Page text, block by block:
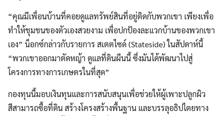
“คุณมีเพื่อนบ้านที่คอยดูแลทรัพย์สินที่อยู่ติดกับพวกเขา เพียงเพื่อ
ทำให้ชุมชนของตัวเองสวยงาม เพื่อปกป้องละแวกบ้านของพวกเขา
เอง” น็อกซ์กล่าวกับรายการ สเตตไซด์ (Stateside) ในสัปดาห์นี้
“พวกเขาออกมาตัดหญ้า ดูแลที่ดินผืนนี้ ซึ่งมันได้พัฒนาไปสู่
โครงการทางการเกษตรในที่สุด”
กองทุนนี้มอบเงินทุนและการสนับสนุนเพื่อช่วยให้ผู้เพาะปลูกผิว
สีสามารถซื้อที่ดิน สร้างโครงสร้างพื้นฐาน และบรรลุอธิปไตยทาง